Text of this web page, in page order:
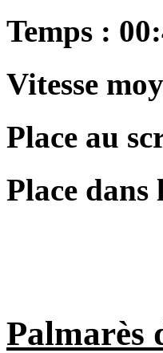
Temps :
Vitesse
Place au
Place dans
Palmarès